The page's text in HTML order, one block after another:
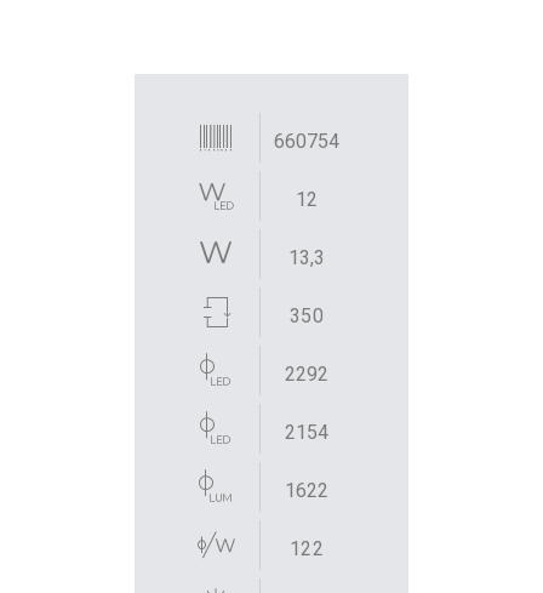
660754
12
13,3
350
2292
2154
1622
122